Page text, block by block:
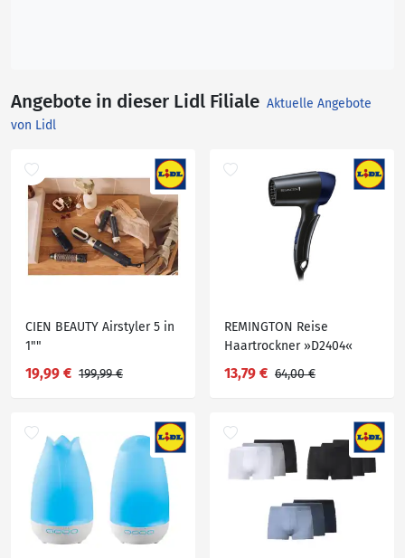
Angebote in dieser Lidl Filiale Aktuelle Angebote
von Lidl
CIEN BEAUTY Airstyler 5 in
1""
19,99 € 199,99 €
REMINGTON Reise
Haartrockner »D2404«
13,79 € 64,00 €